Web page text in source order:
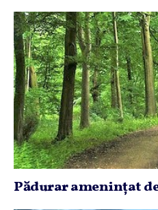
Pădurar ameninţat